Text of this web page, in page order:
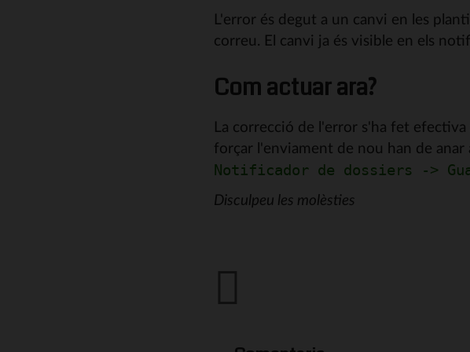
L'error és degut a un canvi en les
correu. El canvi ja és visible en els
Com actuar ara?
La correcció de l'error s'ha fet
forçar l'enviament de nou han de anar
Notificador de dossiers ->
Disculpeu les molèsties